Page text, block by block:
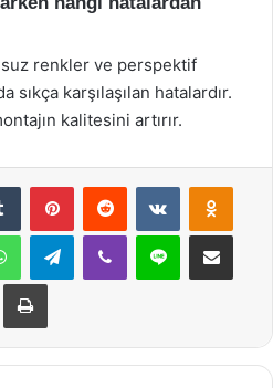
renkler ve perspektif
sıkça karşılaşılan hatalardır.
kalitesini artırır.
Tumblr PinterestReddit VKontakte
WhatsAppTelegramViber Line E-Posta ile
Yazdır